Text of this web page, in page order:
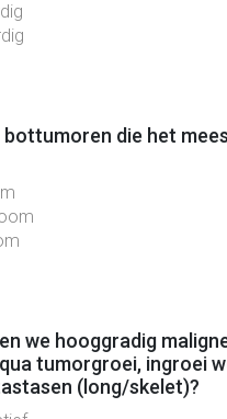
bottumoren die het
we hooggradig
tumorgroei, ingroei
(long/skelet)?